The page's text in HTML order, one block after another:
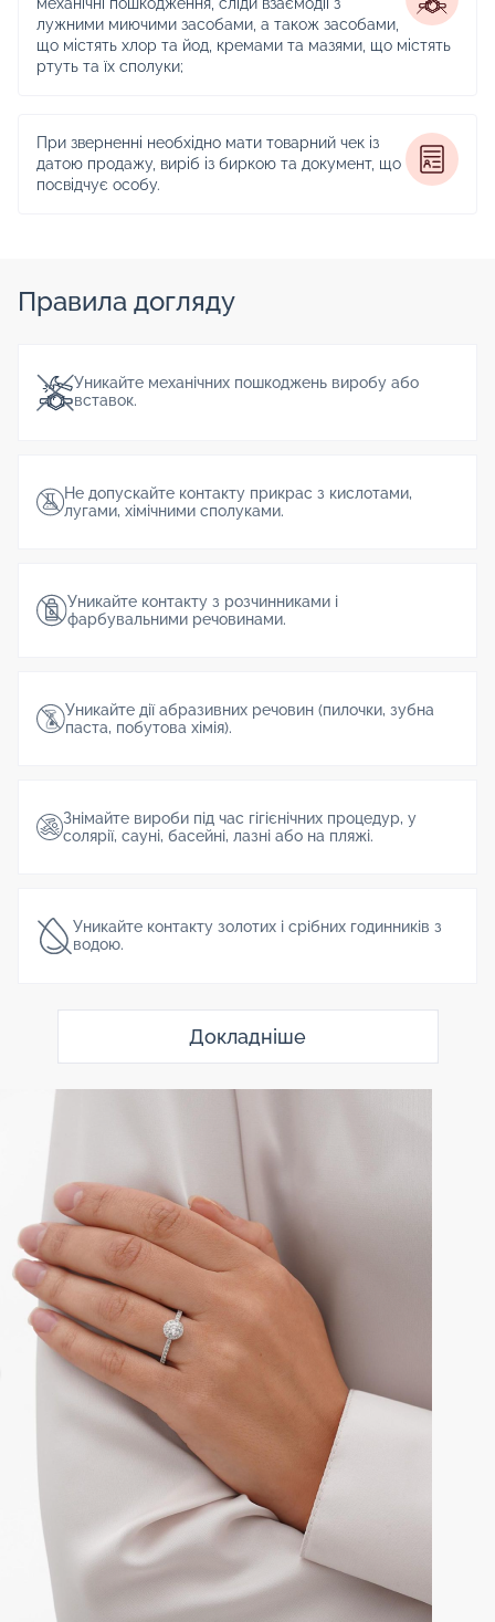
механічні пошкодження, сліди взаємодії з
лужними миючими засобами, а також засобами,
що містять хлор та йод, кремами та мазями, що містять
ртуть та їх сполуки;
При зверненні необхідно мати товарний чек із
датою продажу, виріб із биркою та документ, що
посвідчує особу.
Правила догляду
Уникайте механічних пошкоджень виробу або
вставок.
Не допускайте контакту прикрас з кислотами,
лугами, хімічними сполуками.
Уникайте контакту з розчинниками і
фарбувальними речовинами.
Уникайте дії абразивних речовин (пилочки, зубна
паста, побутова хімія).
Знімайте вироби під час гігієнічних процедур, у
солярії, сауні, басейні, лазні або на пляжі.
Уникайте контакту золотих і срібних годинників з
водою.
Докладніше